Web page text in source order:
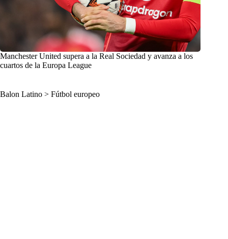
Manchester United supera a la Real Sociedad y avanza a los
cuartos de la Europa League
Balon Latino > Fútbol europeo